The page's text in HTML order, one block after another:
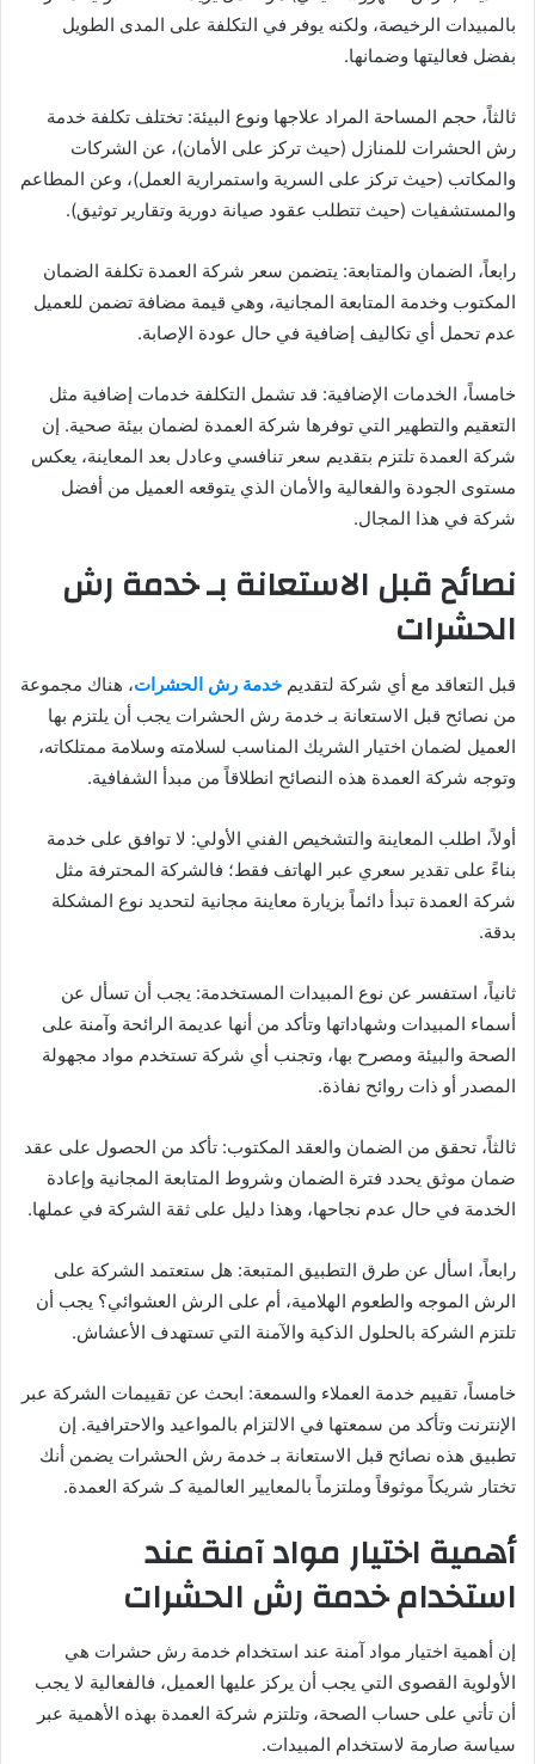
بالمبيدات الرخيصة، ولكنه يوفر في التكلفة على المدى الطويل
بفضل فعاليتها وضمانها.
ثالثاً، حجم المساحة المراد علاجها ونوع البيئة: تختلف تكلفة خدمة
رش الحشرات للمنازل (حيث تركز على الأمان)، عن الشركات
والمكاتب (حيث تركز على السرية واستمرارية العمل)، وعن المطاعم
والمستشفيات (حيث تتطلب عقود صيانة دورية وتقارير توثيق).
رابعاً، الضمان والمتابعة: يتضمن سعر شركة العمدة تكلفة الضمان
المكتوب وخدمة المتابعة المجانية، وهي قيمة مضافة تضمن للعميل
عدم تحمل أي تكاليف إضافية في حال عودة الإصابة.
خامساً، الخدمات الإضافية: قد تشمل التكلفة خدمات إضافية مثل
التعقيم والتطهير التي توفرها شركة العمدة لضمان بيئة صحية. إن
شركة العمدة تلتزم بتقديم سعر تنافسي وعادل بعد المعاينة، يعكس
مستوى الجودة والفعالية والأمان الذي يتوقعه العميل من أفضل
شركة في هذا المجال.
نصائح قبل الاستعانة بـ خدمة رش
الحشرات
قبل التعاقد مع أي شركة لتقديم خدمة رش الحشرات، هناك مجموعة
من نصائح قبل الاستعانة بـ خدمة رش الحشرات يجب أن يلتزم بها
العميل لضمان اختيار الشريك المناسب لسلامته وسلامة ممتلكاته،
وتوجه شركة العمدة هذه النصائح انطلاقاً من مبدأ الشفافية.
أولاً، اطلب المعاينة والتشخيص الفني الأولي: لا توافق على خدمة
بناءً على تقدير سعري عبر الهاتف فقط؛ فالشركة المحترفة مثل
شركة العمدة تبدأ دائماً بزيارة معاينة مجانية لتحديد نوع المشكلة
بدقة.
ثانياً، استفسر عن نوع المبيدات المستخدمة: يجب أن تسأل عن
أسماء المبيدات وشهاداتها وتأكد من أنها عديمة الرائحة وآمنة على
الصحة والبيئة ومصرح بها، وتجنب أي شركة تستخدم مواد مجهولة
المصدر أو ذات روائح نفاذة.
ثالثاً، تحقق من الضمان والعقد المكتوب: تأكد من الحصول على عقد
ضمان موثق يحدد فترة الضمان وشروط المتابعة المجانية وإعادة
الخدمة في حال عدم نجاحها، وهذا دليل على ثقة الشركة في عملها.
رابعاً، اسأل عن طرق التطبيق المتبعة: هل ستعتمد الشركة على
الرش الموجه والطعوم الهلامية، أم على الرش العشوائي؟ يجب أن
تلتزم الشركة بالحلول الذكية والآمنة التي تستهدف الأعشاش.
خامساً، تقييم خدمة العملاء والسمعة: ابحث عن تقييمات الشركة عبر
الإنترنت وتأكد من سمعتها في الالتزام بالمواعيد والاحترافية. إن
تطبيق هذه نصائح قبل الاستعانة بـ خدمة رش الحشرات يضمن أنك
تختار شريكاً موثوقاً وملتزماً بالمعايير العالمية كـ شركة العمدة.
أهمية اختيار مواد آمنة عند
استخدام خدمة رش الحشرات
إن أهمية اختيار مواد آمنة عند استخدام خدمة رش حشرات هي
الأولوية القصوى التي يجب أن يركز عليها العميل، فالفعالية لا يجب
أن تأتي على حساب الصحة، وتلتزم شركة العمدة بهذه الأهمية عبر
سياسة صارمة لاستخدام المبيدات.